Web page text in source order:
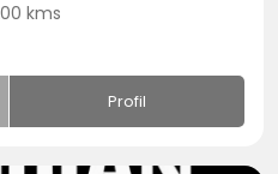
kms
Profil